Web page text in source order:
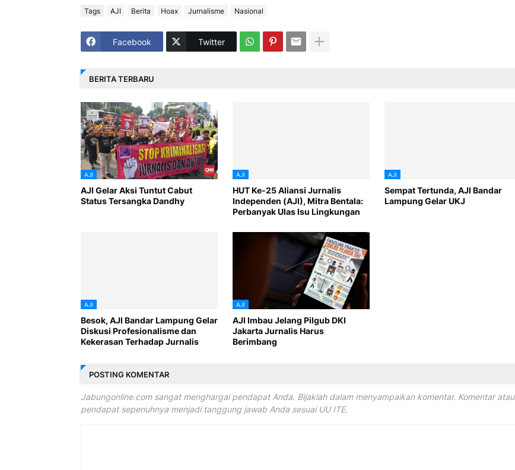
Tags AJI Berita Hoax Jurnalisme Nasional
Facebook Twitter
BERITA TERBARU
AJI
AJI Gelar Aksi Tuntut Cabut
Status Tersangka Dandhy
AJI
HUT Ke-25 Aliansi Jurnalis
Independen (AJI), Mitra Bentala:
Perbanyak Ulas Isu Lingkungan
AJI
Sempat Tertunda, AJI Bandar
Lampung Gelar UKJ
AJI
Besok, AJI Bandar Lampung Gelar
Diskusi Profesionalisme dan
Kekerasan Terhadap Jurnalis
AJI
AJI Imbau Jelang Pilgub DKI
Jakarta Jurnalis Harus
Berimbang
POSTING KOMENTAR
Jabungonline.com sangat menghargai pendapat Anda. Bijaklah dalam menyampaikan komentar. Komentar atau
pendapat sepenuhnya menjadi tanggung jawab Anda sesuai UU ITE.